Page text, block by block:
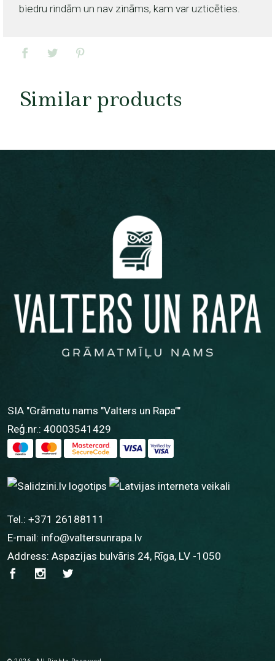
biedru rindām un nav zināms, kam var uzticēties.
Similar products
SIA "Grāmatu nams "Valters un Rapa""
Reģ.nr.: 40003541429
Tel.: +371 26188111
E-mail: info@valtersunrapa.lv
Address: Aspazijas bulvāris 24, Rīga, LV -1050